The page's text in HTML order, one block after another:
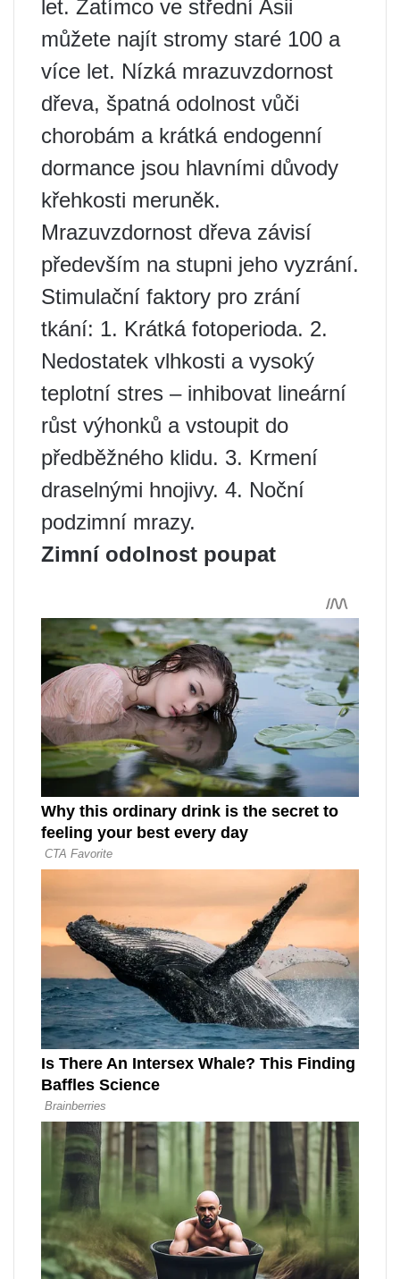
let. Zatímco ve střední Asii
můžete najít stromy staré 100 a
více let. Nízká mrazuvzdornost
dřeva, špatná odolnost vůči
chorobám a krátká endogenní
dormance jsou hlavními důvody
křehkosti meruněk.
Mrazuvzdornost dřeva závisí
především na stupni jeho vyzrání.
Stimulační faktory pro zrání
tkání: 1. Krátká fotoperioda. 2.
Nedostatek vlhkosti a vysoký
teplotní stres – inhibovat lineární
růst výhonků a vstoupit do
předběžného klidu. 3. Krmení
draselnými hnojivy. 4. Noční
podzimní mrazy.
Zimní odolnost poupat